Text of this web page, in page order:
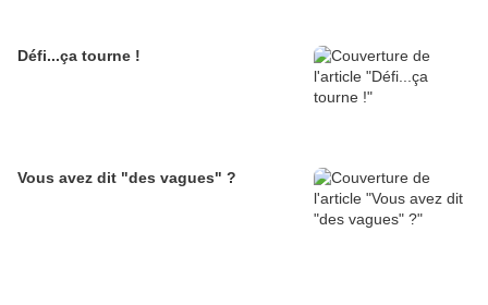
Défi...ça tourne !
Vous avez dit "des vagues" ?